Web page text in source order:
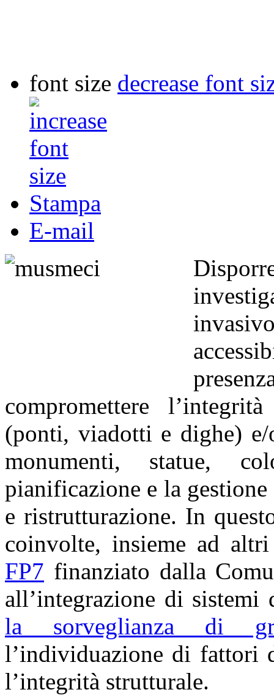
font size decrease font
Stampa
E-mail
compromettere
(ponti, viadotti e dighe)
monumenti, statue,
pianificazione e la
e ristrutturazione. In
coinvolte, insieme ad
FP7 finanziato dalla
all’integrazione di
la sorveglianza di
l’individuazione di fattori
l’integrità strutturale.